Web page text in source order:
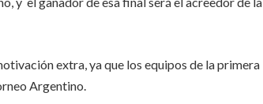
extra, ya que los equipos de la primera
Argentino.